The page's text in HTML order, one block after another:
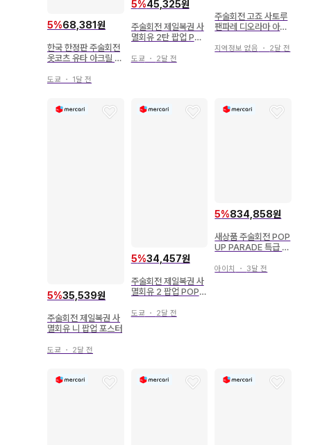
5%68,381원
한국 한정판 주술회전
옷코츠 유타 아크릴 스
판
도쿄 ・ 1달 전
5%45,325원
주술회전 제일복권 사
멸회유 2탄 팝업 POP
도쿄 ・ 2달 전
주술회전 고죠 사토루
팬파레 디오라마 아크
지역정보 없음 ・ 2달 전
5%35,539원
주술회전 제일복권 사
멸회유 니 팝업 포스터
도쿄 ・ 2달 전
5%34,457원
주술회전 제일복권 사
멸회유 2 팝업 POP
도쿄 ・ 2달 전
5%834,858원
새상품 주술회전 POP
UP PARADE 특급 저
아이치 ・ 3달 전